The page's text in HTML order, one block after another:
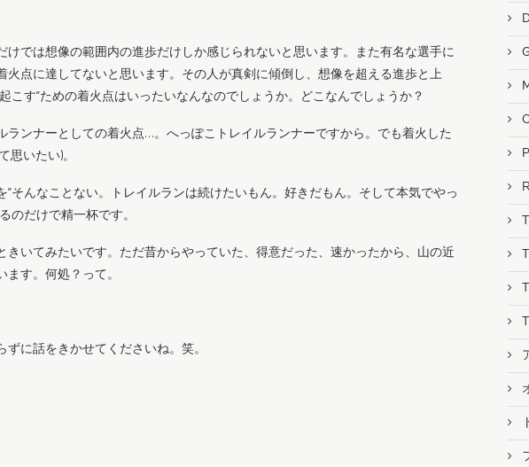
では想像の範囲内の進歩だけしか感じられないと思います。また有名な選手に
火点に達してないと思います。その人が真剣に傾倒し、想像を超える進歩と上
こす”ための着火点はいったいなんなのでしょうか。どこなんでしょうか？
ランナーとしての着火点…。へっぽこトレイルランナーですから。でも着火した
思いたい)。
そんなことない。トレイルランは続けたいもん。好きだもん。そして本気でやっ
のだけで精一杯です。
きいてみたいです。ただ昔からやっていた、得意だった、速かったから、山の近
す。何処？って。
に話をきかせてくださいね。笑。